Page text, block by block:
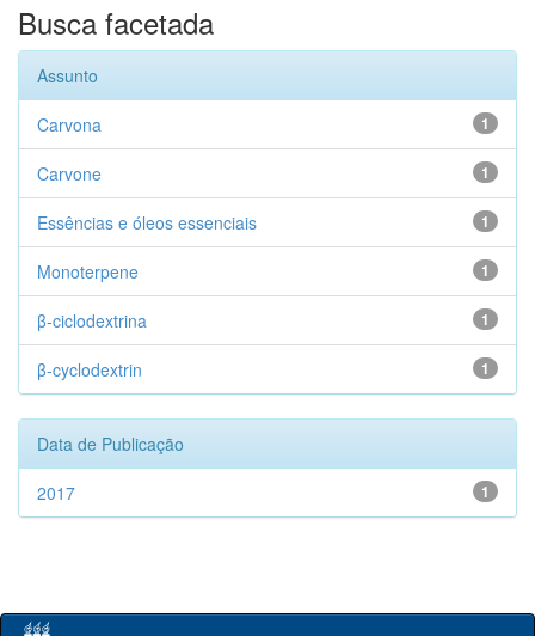
Busca facetada
Assunto
1
Carvona
1
Carvone
1
Essências e óleos essenciais
1
Monoterpene
1
β-ciclodextrina
1
β-cyclodextrin
Data de Publicação
1
2017